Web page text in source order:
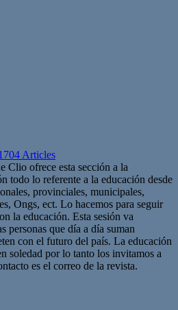
Articles
Clio ofrece esta sección a la
todo lo referente a la educación desde
provinciales, municipales,
Ongs, ect. Lo hacemos para seguir
la educación. Esta sesión va
personas que día a día suman
con el futuro del país. La educación
soledad por lo tanto los invitamos a
es el correo de la revista.